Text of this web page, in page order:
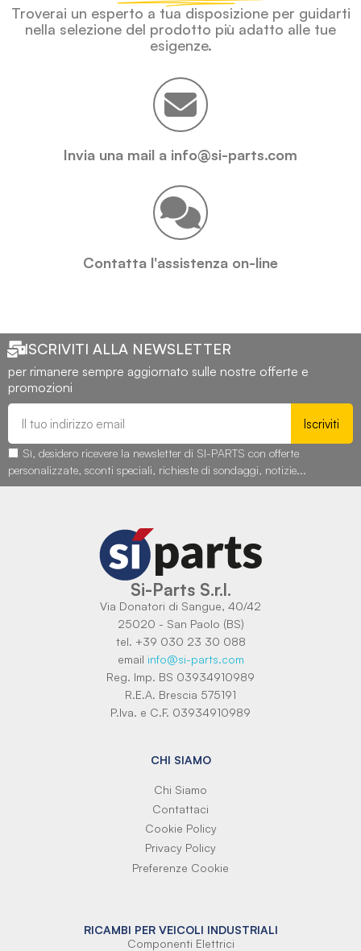
Troverai un esperto a tua disposizione per guidarti
nella selezione del prodotto più adatto alle tue
esigenze.
Invia una mail a info@si-parts.com
Contatta l'assistenza on-line
ISCRIVITI ALLA NEWSLETTER
per rimanere sempre aggiornato sulle nostre offerte e
promozioni
Iscriviti
Sì, desidero ricevere la newsletter di SI-PARTS con offerte
personalizzate, sconti speciali, richieste di sondaggi, notizie...
Si-Parts S.r.l.
Via Donatori di Sangue, 40/42
25020 - San Paolo (BS)
tel. +39 030 23 30 088
email info@si-parts.com
Reg. Imp. BS 03934910989
R.E.A. Brescia 575191
P.Iva. e C.F. 03934910989
CHI SIAMO
Chi Siamo
Contattaci
Cookie Policy
Privacy Policy
Preferenze Cookie
RICAMBI PER VEICOLI INDUSTRIALI
Componenti Elettrici